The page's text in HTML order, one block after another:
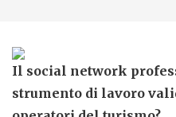
Il social network
strumento di lavoro